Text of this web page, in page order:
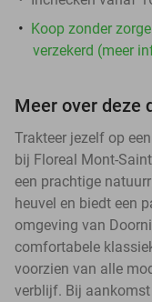
Koop zonder
verzekerd (meer
Meer over deze
Trakteer jezelf op
bij Floreal Mont-
een prachtige
heuvel en biedt een
omgeving van
comfortabele
voorzien van alle
verblijf. Bij